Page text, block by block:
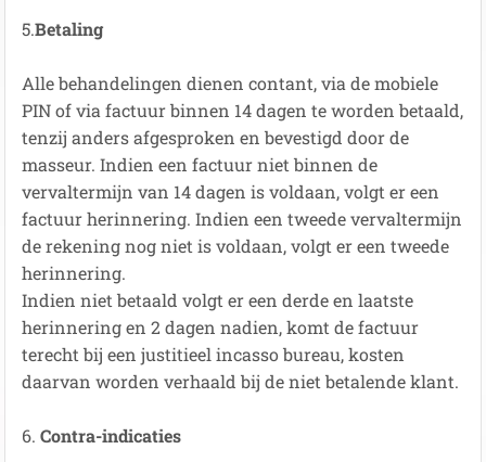
5.Betaling
Alle behandelingen dienen contant, via de mobiele
PIN of via factuur binnen 14 dagen te worden betaald,
tenzij anders afgesproken en bevestigd door de
masseur. Indien een factuur niet binnen de
vervaltermijn van 14 dagen is voldaan, volgt er een
factuur herinnering. Indien een tweede vervaltermijn
de rekening nog niet is voldaan, volgt er een tweede
herinnering.
Indien niet betaald volgt er een derde en laatste
herinnering en 2 dagen nadien, komt de factuur
terecht bij een justitieel incasso bureau, kosten
daarvan worden verhaald bij de niet betalende klant.
6. Contra-indicaties